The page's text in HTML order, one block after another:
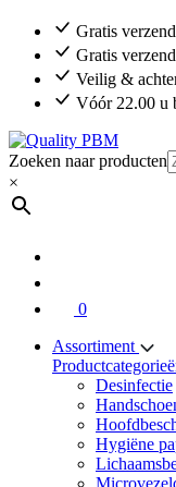
Gratis
Gratis
Veilig &
Vóór 22.00 u
Zoeken naar producten
×
0
Assortiment
Desinfectie
Hygiëne